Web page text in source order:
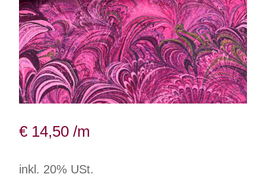
€ 14,50 /m
inkl. 20% USt.